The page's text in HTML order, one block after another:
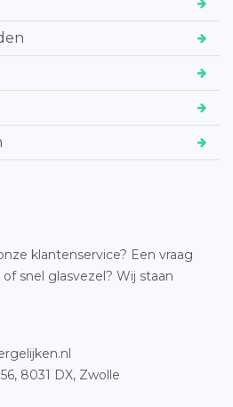
klantenservice? Een vraag
snel glasvezel? Wij staan
8031 DX, Zwolle